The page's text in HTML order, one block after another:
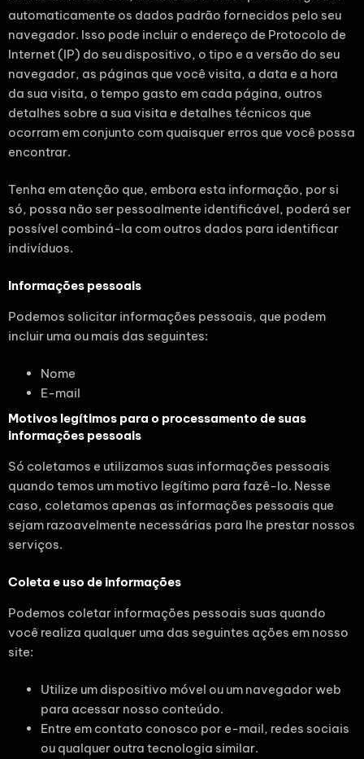
automaticamente os dados padrão fornecidos pelo seu
navegador. Isso pode incluir o endereço de Protocolo de
Internet (IP) do seu dispositivo, o tipo e a versão do seu
navegador, as páginas que você visita, a data e a hora
da sua visita, o tempo gasto em cada página, outros
detalhes sobre a sua visita e detalhes técnicos que
ocorram em conjunto com quaisquer erros que você possa
encontrar.
Tenha em atenção que, embora esta informação, por si
só, possa não ser pessoalmente identificável, poderá ser
possível combiná-la com outros dados para identificar
indivíduos.
Informações pessoais
Podemos solicitar informações pessoais, que podem
incluir uma ou mais das seguintes:
Nome
E-mail
Motivos legítimos para o processamento de suas
informações pessoais
Só coletamos e utilizamos suas informações pessoais
quando temos um motivo legítimo para fazê-lo. Nesse
caso, coletamos apenas as informações pessoais que
sejam razoavelmente necessárias para lhe prestar nossos
serviços.
Coleta e uso de informações
Podemos coletar informações pessoais suas quando
você realiza qualquer uma das seguintes ações em nosso
site:
Utilize um dispositivo móvel ou um navegador web
para acessar nosso conteúdo.
Entre em contato conosco por e-mail, redes sociais
ou qualquer outra tecnologia similar.